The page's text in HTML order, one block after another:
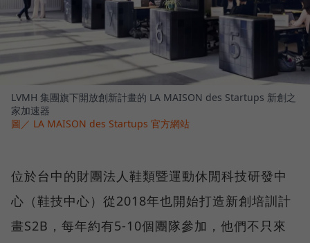
LVMH 集團旗下開放創新計畫的 LA MAISON des Startups 新創之
家加速器
圖／ LA MAISON des Startups 官方網站
位於台中的財團法人鞋類暨運動休閒科技研發中
心（鞋技中心）從2018年也開始打造新創培訓計
畫S2B，每年約有5-10個團隊參加，他們不只來